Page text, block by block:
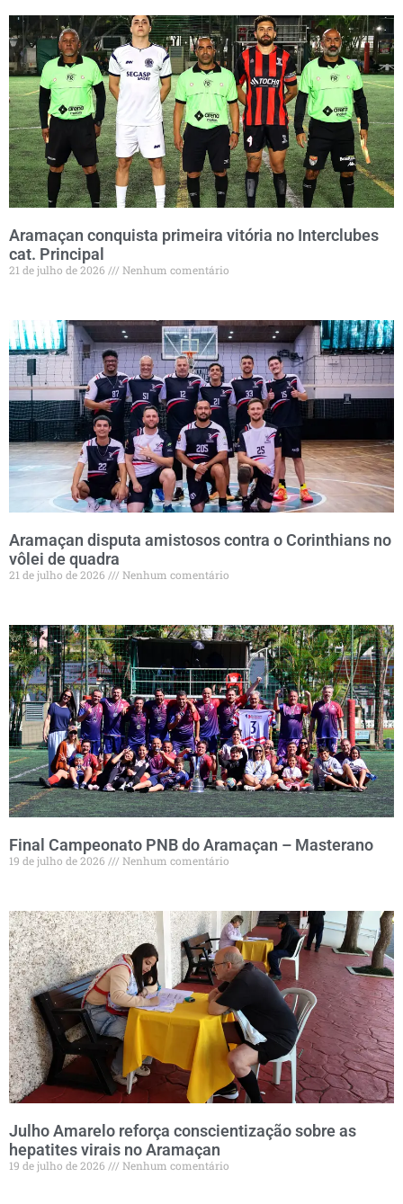
Aramaçan conquista primeira vitória no Interclubes
cat. Principal
21 de julho de 2026 Nenhum comentário
Aramaçan disputa amistosos contra o Corinthians no
vôlei de quadra
21 de julho de 2026 Nenhum comentário
Final Campeonato PNB do Aramaçan – Masterano
19 de julho de 2026 Nenhum comentário
Julho Amarelo reforça conscientização sobre as
hepatites virais no Aramaçan
19 de julho de 2026 Nenhum comentário